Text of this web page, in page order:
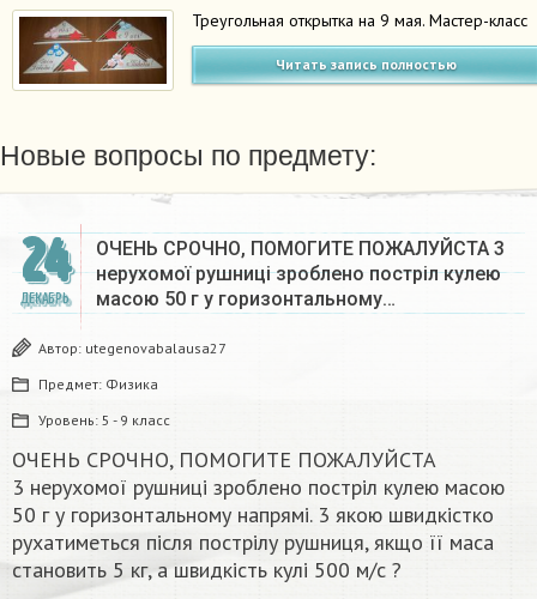
Треугольная открытка на 9 мая. Мастер-класс
Читать запись полностью
Новые вопросы по предмету:
24
ДЕКАБРЬ
ОЧЕНЬ СРОЧНО, ПОМОГИТЕ ПОЖАЛУЙСТА 3
нерухомої рушниці зроблено постріл кулею
масою 50 г у горизонтальному…
Автор: utegenovabalausa27
Предмет: Физика
Уровень: 5 - 9 класс
ОЧЕНЬ СРОЧНО, ПОМОГИТЕ ПОЖАЛУЙСТА
3 нерухомої рушниці зроблено постріл кулею масою
50 г у горизонтальному напрямі. 3 якою швидкістко
рухатиметься після пострілу рушниця, якщо її маса
становить 5 кг, а швидкість кулі 500 м/с ?​